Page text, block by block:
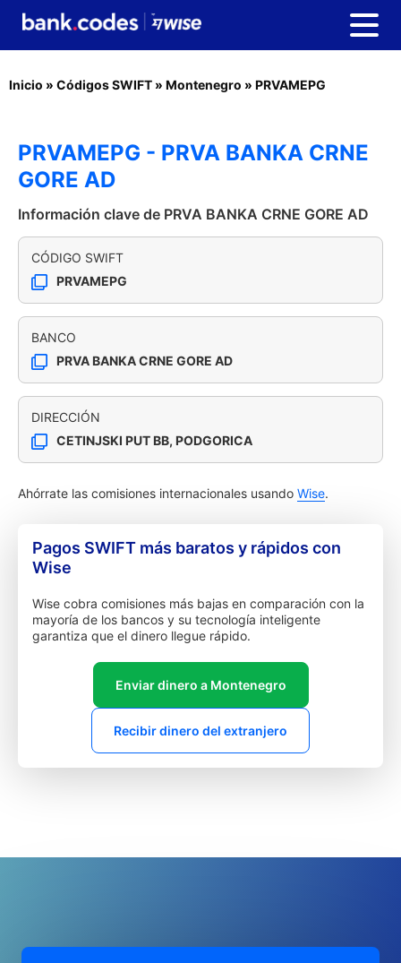
Inicio » Códigos SWIFT » Montenegro » PRVAMEPG
PRVAMEPG - PRVA BANKA CRNE
GORE AD
Información clave de PRVA BANKA CRNE GORE AD
CÓDIGO SWIFT
PRVAMEPG
BANCO
PRVA BANKA CRNE GORE AD
DIRECCIÓN
CETINJSKI PUT BB, PODGORICA
Ahórrate las comisiones internacionales usando Wise.
Pagos SWIFT más baratos y rápidos con
Wise
Wise cobra comisiones más bajas en comparación con la
mayoría de los bancos y su tecnología inteligente
garantiza que el dinero llegue rápido.
Enviar dinero a Montenegro
Recibir dinero del extranjero